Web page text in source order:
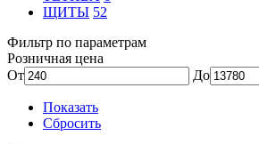
ЩИТЫ 52
Фильтр по параметрам
Розничная цена
От
До
Показать
Сбросить